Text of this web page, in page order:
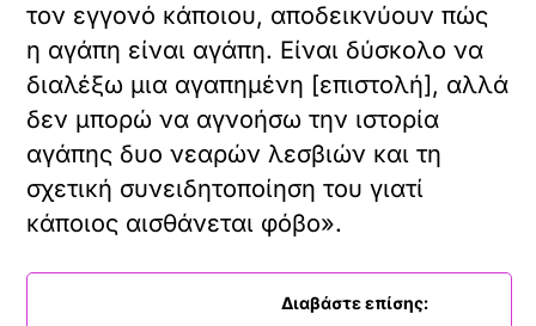
τον εγγονό κάποιου, αποδεικνύουν πώς
η αγάπη είναι αγάπη. Είναι δύσκολο να
διαλέξω μια αγαπημένη [επιστολή], αλλά
δεν μπορώ να αγνοήσω την ιστορία
αγάπης δυο νεαρών λεσβιών και τη
σχετική συνειδητοποίηση του γιατί
κάποιος αισθάνεται φόβο».
Διαβάστε επίσης: